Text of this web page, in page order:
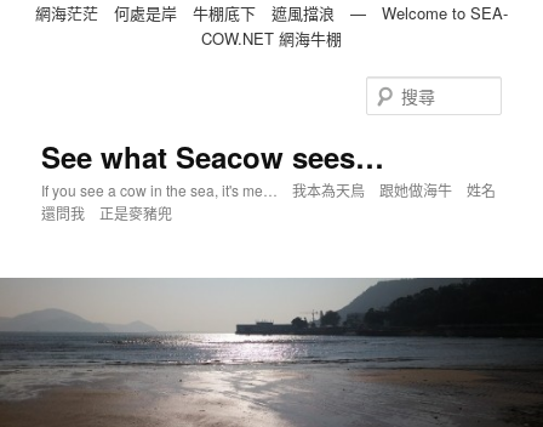
網海茫茫 何處是岸 牛棚底下 遮風擋浪 — Welcome to SEA-
COW.NET 網海牛棚
See what Seacow sees…
If you see a cow in the sea, it's me… 我本為天鳥 跟她做海牛 姓名
還問我 正是麥豬兜
尋